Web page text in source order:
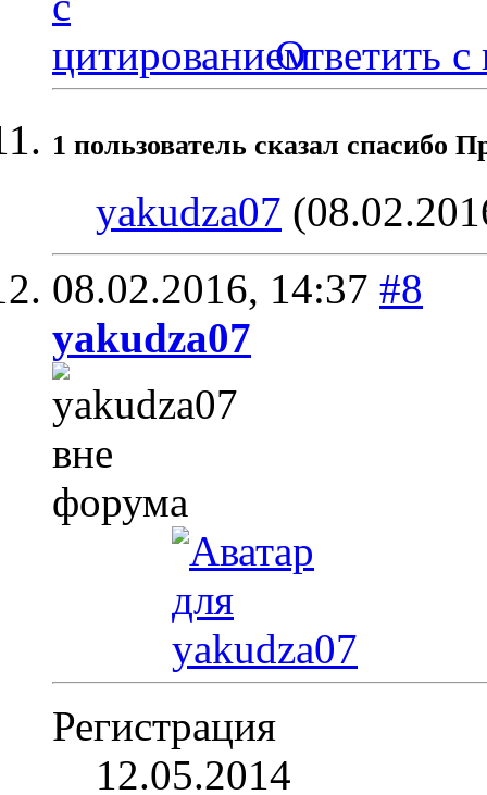
Ответить с
1 пользователь сказал cпасибо
yakudza07
08.02.2016, 14:37 #8
yakudza07
Регистрация
12.05.2014